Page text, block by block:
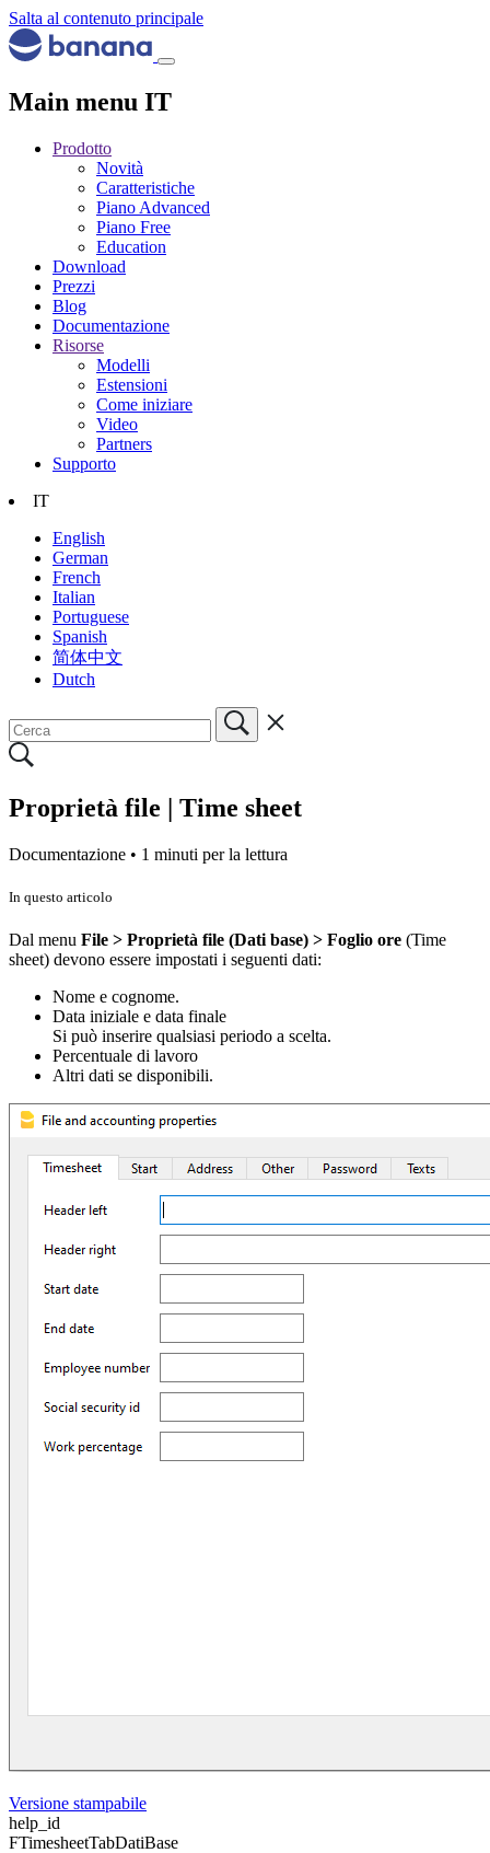
Salta al contenuto principale
Main menu IT
Prodotto
Novità
Caratteristiche
Piano Advanced
Piano Free
Education
Download
Prezzi
Blog
Documentazione
Risorse
Modelli
Estensioni
Come iniziare
Video
Partners
Supporto
IT
English
German
French
Italian
Portuguese
Spanish
简体中文
Dutch
Proprietà file | Time sheet
Documentazione • 1 minuti per la lettura
In questo articolo
Dal menu File > Proprietà file (Dati base) > Foglio ore (Time
sheet) devono essere impostati i seguenti dati:
Nome e cognome.
Data iniziale e data finale
Si può inserire qualsiasi periodo a scelta.
Percentuale di lavoro
Altri dati se disponibili.
Versione stampabile
help_id
FTimesheetTabDatiBase